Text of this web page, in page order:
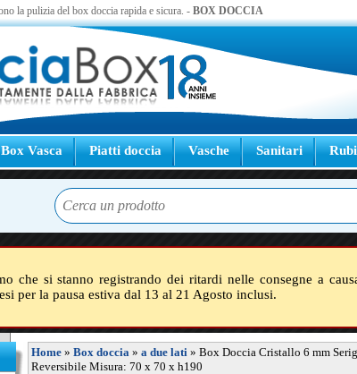
la pulizia del box doccia rapida e sicura. - BOX DOCCIA
Box Vasca Piatti doccia Vasche Sanitari
che si stanno registrando dei ritardi nelle consegne a
per la pausa estiva dal 13 al 21 Agosto inclusi.
Home » Box doccia » a due lati » Box Doccia Cristallo 6 mm
Reversibile Misura: 70 x 70 x h190